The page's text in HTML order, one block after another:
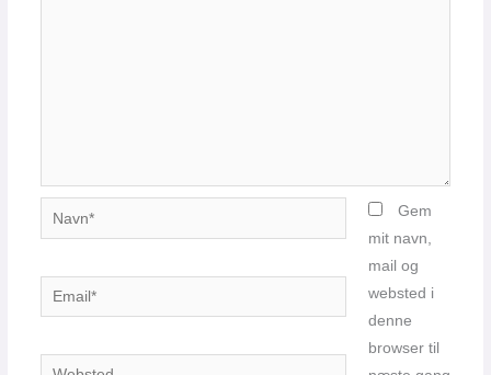
Navn*
Email*
Websted
Gem
mit navn,
mail og
websted i
denne
browser til